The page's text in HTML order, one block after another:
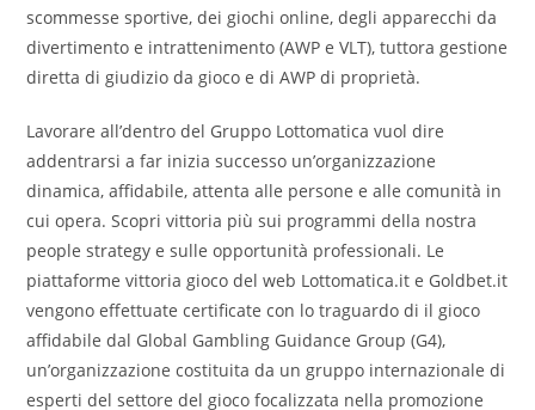
scommesse sportive, dei giochi online, degli apparecchi da
divertimento e intrattenimento (AWP e VLT), tuttora gestione
diretta di giudizio da gioco e di AWP di proprietà.
Lavorare all’dentro del Gruppo Lottomatica vuol dire
addentrarsi a far inizia successo un’organizzazione
dinamica, affidabile, attenta alle persone e alle comunità in
cui opera. Scopri vittoria più sui programmi della nostra
people strategy e sulle opportunità professionali. Le
piattaforme vittoria gioco del web Lottomatica.it e Goldbet.it
vengono effettuate certificate con lo traguardo di il gioco
affidabile dal Global Gambling Guidance Group (G4),
un’organizzazione costituita da un gruppo internazionale di
esperti del settore del gioco focalizzata nella promozione